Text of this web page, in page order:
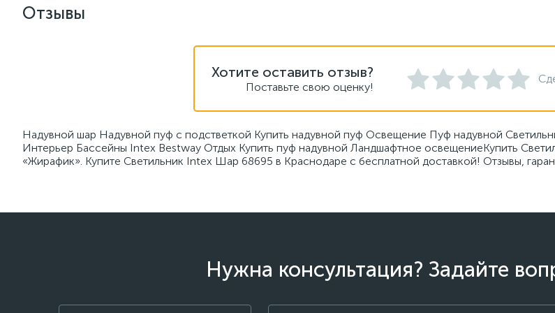
Отзывы
Хотите оставить отзыв?
Поставьте свою оценку!
Надувной шар Надувной пуф с подстветкой Купить надувной пуф Освещение Пуф надувной
Интерьер Бассейны Intex Bestway Отдых Купить пуф надувной Ландшафтное освещениеКупить
«Жирафик». Купите Светильник Intex Шар 68695 в Краснодаре с бесплатной доставкой! Отзывы,
Нужна консультация? Задайте